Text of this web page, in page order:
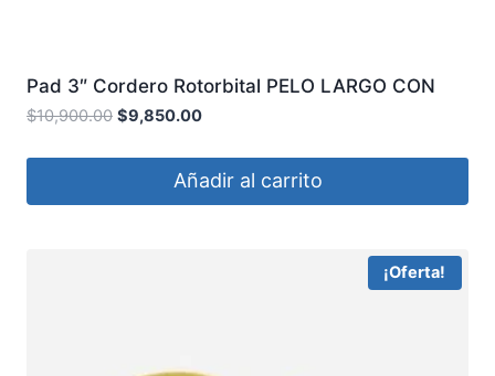
Pad 3″ Cordero Rotorbital PELO LARGO CON
INTERFACE OVERCARS
$10,900.00 $9,850.00
Añadir al carrito
¡Oferta!